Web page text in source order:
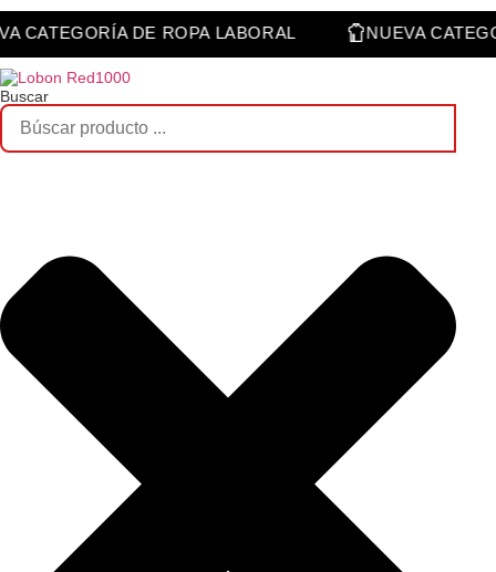
Saltar
al
contenido
CATEGORÍA DE ROPA LABORAL NUEVA
Buscar